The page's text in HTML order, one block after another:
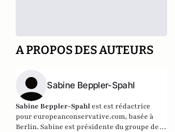
A PROPOS DES AUTEURS
Sabine Beppler-Spahl
Sabine Beppler-Spahl est est rédactrice
pour europeanconservative.com, basée à
Berlin. Sabine est présidente du groupe de